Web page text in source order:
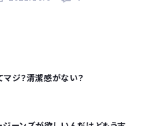
ジ？清潔感がない？